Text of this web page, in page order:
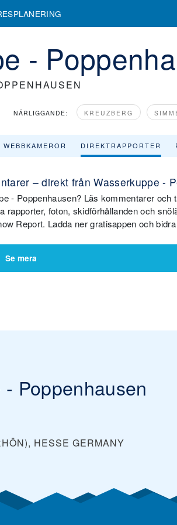
-
NÄRLIGGANDE: KREUZBERG
WEBBKAMEROR DIREKTRAPPORTER
– direkt från Wasserkuppe -
- Poppenhausen? Läs kommentarer och
rapporter, foton, skidförhållanden och
Report. Ladda ner gratisappen och
Se mera
Poppenhausen
HESSE GERMANY